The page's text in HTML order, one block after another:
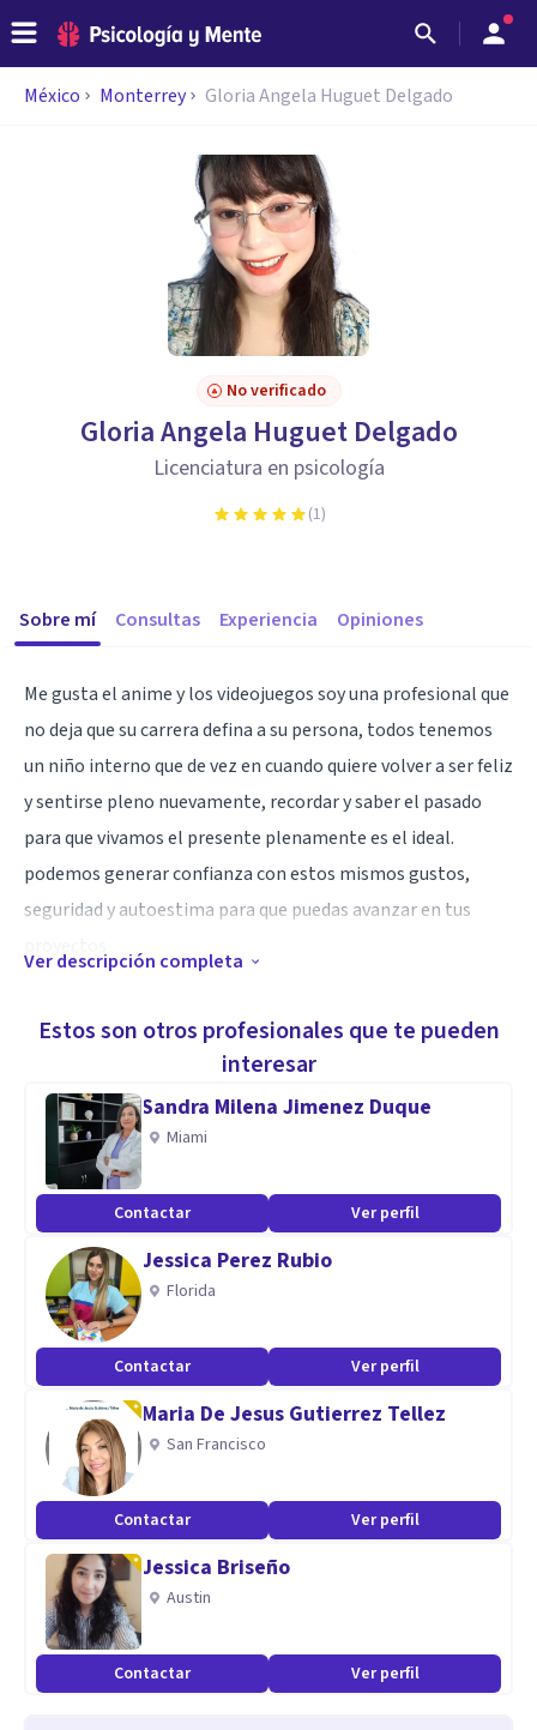
México Monterrey Gloria Angela Huguet Delgado
No verificado
Gloria Angela Huguet Delgado
Licenciatura en psicología
(1)
Sobre mí Consultas Experiencia Opiniones
Me gusta el anime y los videojuegos soy una profesional que
no deja que su carrera defina a su persona, todos tenemos
un niño interno que de vez en cuando quiere volver a ser feliz
y sentirse pleno nuevamente, recordar y saber el pasado
para que vivamos el presente plenamente es el ideal.
podemos generar confianza con estos mismos gustos,
seguridad y autoestima para que puedas avanzar en tus
Me especializo en temas de ansiedad y depresión
Terapia cognitivo y conductual
Trastornos de personalidad
TDHA Trastorno de Déficit de atención
Evaluaciones de personalidad y psicológicas
heridas emocionales y de la infancia
Abuso sexual
Trastorno del espectro autista
Aptitudes
spíritu de adaptación
Resolución de problemas
Motivación
Tenacidad
Orientación al objetivo
Resistencia al estrés
Trabajo en grupo
Creatividad
Ver descripción completa
Estos son otros profesionales que te pueden
interesar
Sandra Milena Jimenez Duque
Miami
Contactar Ver perfil
Jessica Perez Rubio
Florida
Contactar Ver perfil
Maria De Jesus Gutierrez Tellez
San Francisco
Contactar Ver perfil
Jessica Briseño
Austin
Contactar Ver perfil